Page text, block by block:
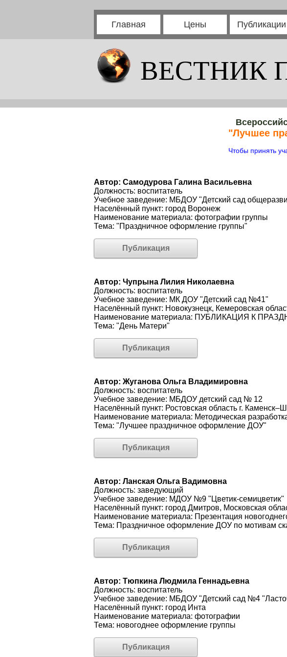
Главная Цены Публикации
ВЕСТНИК
"Лучшее
Чтобы принять
Автор: Самодурова Галина Васильевна
Должность: воспитатель
Учебное заведение: МБДОУ "Детский сад
Населённый пункт: город Воронеж
Наименование материала: фотографии группы
Тема: "Праздничное оформление группы"
Публикация
Автор: Чупрына Лилия Николаевна
Должность: воспитатель
Учебное заведение: МК ДОУ "Детский сад №41"
Населённый пункт: Новокузнецк, Кемеровская
Наименование материала: ПУБЛИКАЦИЯ К
Тема: "День Матери"
Публикация
Автор: Жуганова Ольга Владимировна
Должность: воспитатель
Учебное заведение: МБДОУ детский сад № 12
Населённый пункт: Ростовская область г.
Наименование материала: Методическая
Тема: "Лучшее праздничное оформление ДОУ"
Публикация
Автор: Ланская Ольга Вадимовна
Должность: заведующий
Учебное заведение: МДОУ №9 "Цветик-семицветик"
Населённый пункт: город Дмитров, Московская
Наименование материала: Презентация
Тема: Праздничное оформление ДОУ по мотивам
Публикация
Автор: Тюпкина Людмила Геннадьевна
Должность: воспитатель
Учебное заведение: МБДОУ "Детский сад №4
Населённый пункт: город Инта
Наименование материала: фотографии
Тема: новогоднее оформление группы
Публикация